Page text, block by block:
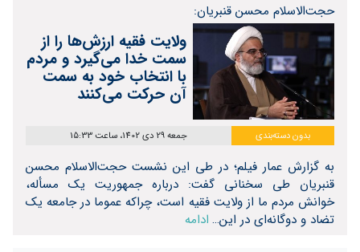
حجت‌الاسلام محسن قنبریان:
ولایت فقیه ارزش‌ها را از
سمت خدا می‌گیرد و مردم
با انتخاب خود به سمت
آن حرکت می‌کنند
بدون دسته‌بندی جمعه 29 دی 1402، ساعت 15:33
به گزارش عمار فیلم؛ در طی این نشست حجت‌الاسلام محسن
قنبریان طی سخنانی گفت: درباره جمهوریت یک مسأله،
خوانش مردم ما از ولایت فقیه است، چراکه عموما در جامعه یک
تضاد و دوگانه‌ای در این… ادامه